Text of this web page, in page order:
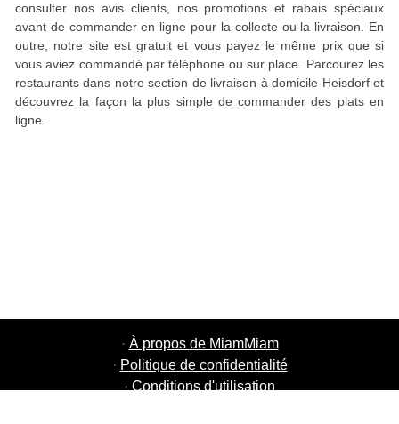
consulter nos avis clients, nos promotions et rabais spéciaux
avant de commander en ligne pour la collecte ou la livraison. En
outre, notre site est gratuit et vous payez le même prix que si
vous aviez commandé par téléphone ou sur place. Parcourez les
restaurants dans notre section de livraison à domicile Heisdorf et
découvrez la façon la plus simple de commander des plats en
ligne.
· À propos de MiamMiam
· Politique de confidentialité
· Conditions d'utilisation